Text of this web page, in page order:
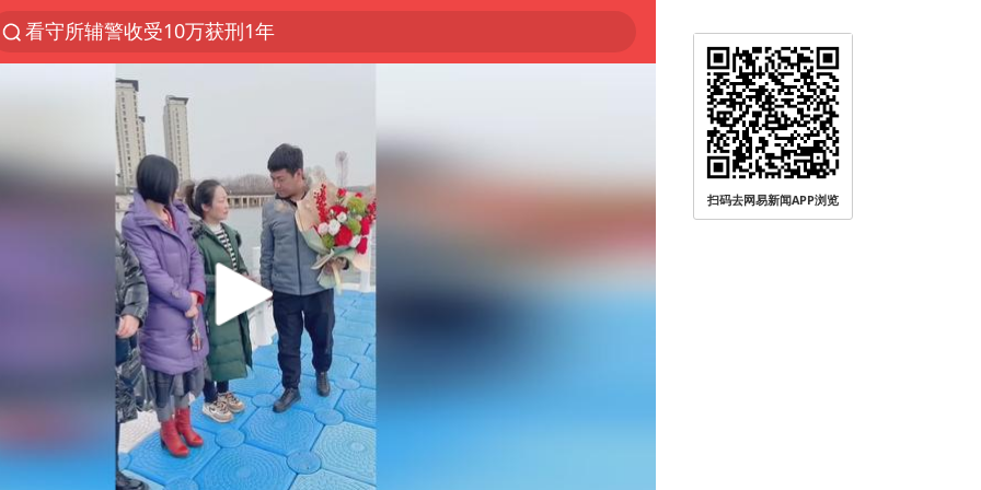
看守所辅警收受10万获刑1年
以“新”破局 首发经济点亮城市消费活力
台风白海豚登陆地点更新
台风白海豚进入48小时警戒线
佛得角门将亮相智利俱乐部主场
陈熠被张本美和连扳三局逆转
多地要求领导干部带头休假
中方回应是否在太平洋海底开采稀土
深圳地面沉降致车辆损坏系谣言
今年已有4位周星驰电影配角去世
郑国霖回应去景区上班被保安拦下
扫码去网易新闻APP浏览